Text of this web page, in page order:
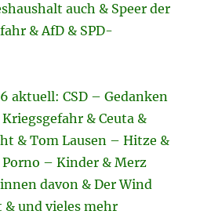
auch & Speer der
& AfD & SPD-
aktuell: CSD – Gedanken
& Ceuta &
& Tom Lausen – Hitze &
– Kinder & Merz
davon & Der Wind
& und vieles mehr